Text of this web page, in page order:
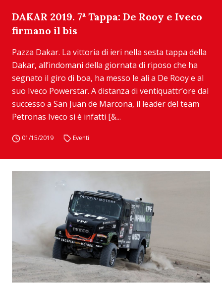
DAKAR 2019. 7ª Tappa: De Rooy e Iveco
firmano il bis
Pazza Dakar. La vittoria di ieri nella sesta tappa della
Dakar, all’indomani della giornata di riposo che ha
segnato il giro di boa, ha messo le ali a De Rooy e al
suo Iveco Powerstar. A distanza di ventiquattr’ore dal
successo a San Juan de Marcona, il leader del team
Petronas Iveco si è infatti [&...
01/15/2019 Eventi